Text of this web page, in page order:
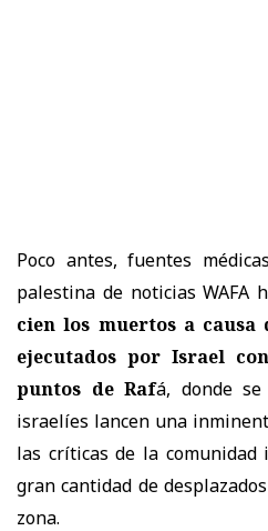
Poco antes, fuentes
palestina de noticias WAFA
cien los muertos a causa
ejecutados por Israel
puntos de Rafá, donde
israelíes lancen una
las críticas de la
gran cantidad de
zona.